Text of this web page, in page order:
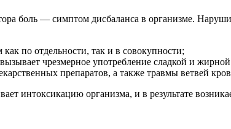
боль — симптом дисбаланса в организме.
по отдельности, так и в совокупности;
чрезмерное употребление сладкой и
препаратов, а также травмы ветвей
организма, и в результате